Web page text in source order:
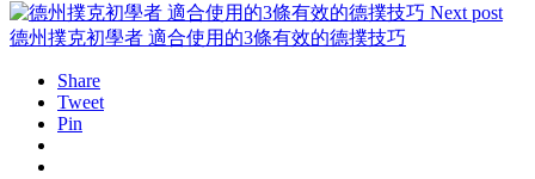
Next post
德州撲克初學者 適合使用的3條有效的德撲技巧
Share
Tweet
Pin